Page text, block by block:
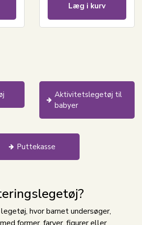
Læg i kurv
Aktivitetslegetøj til
babyer
Puttekasse
hvor barnet undersøger,